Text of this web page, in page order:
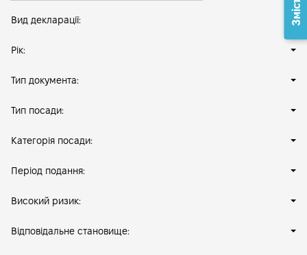
Вид декларації:
Рік:
Тип документа:
Тип посади:
Категорія посади:
Період подання:
Високий ризик:
Відповідальне становище: